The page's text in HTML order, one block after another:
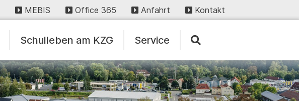
MEBIS Office 365 Anfahrt Kontakt
Schulleben am KZG Service